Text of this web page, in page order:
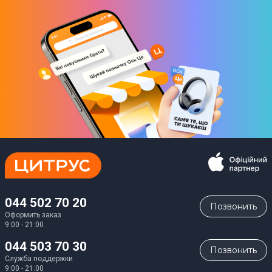
Максимальная температура
Тип двигателя
Физические характеристики
Состояние
Степень повреждения
Без повреждений
Цвет
Белый
044 502 70 20
Оформить заказ
9:00 - 21:00
Позвонить
044 503 70 30
Служба поддержки
9:00 - 21:00
Позвонить